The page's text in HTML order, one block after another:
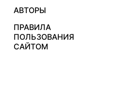
АВТОРЫ
ПРАВИЛА
ПОЛЬЗОВАНИЯ
САЙТОМ